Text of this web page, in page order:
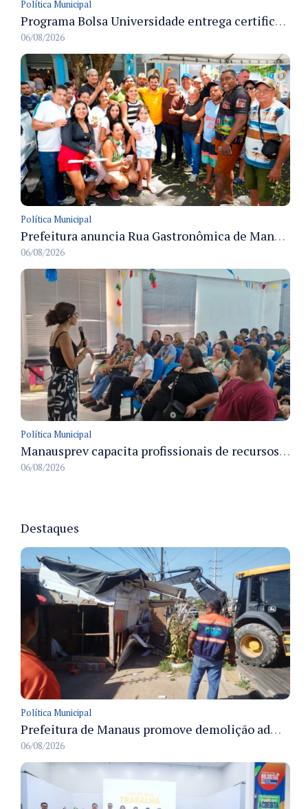
Política Municipal
Programa Bolsa Universidade entrega certificados a formandos em Manaus na sede do Executivo municipal
06/08/2026
Política Municipal
Prefeitura anuncia Rua Gastronômica de Manaus e garante alternativas para 54 ambulantes cadastrados
06/08/2026
Política Municipal
Manausprev capacita profissionais de recursos humanos para agilizar concessão de aposentadorias no município
06/08/2026
Destaques
Política Municipal
Prefeitura de Manaus promove demolição administrativa de cinco estruturas que ocupavam calçada pública
06/08/2026